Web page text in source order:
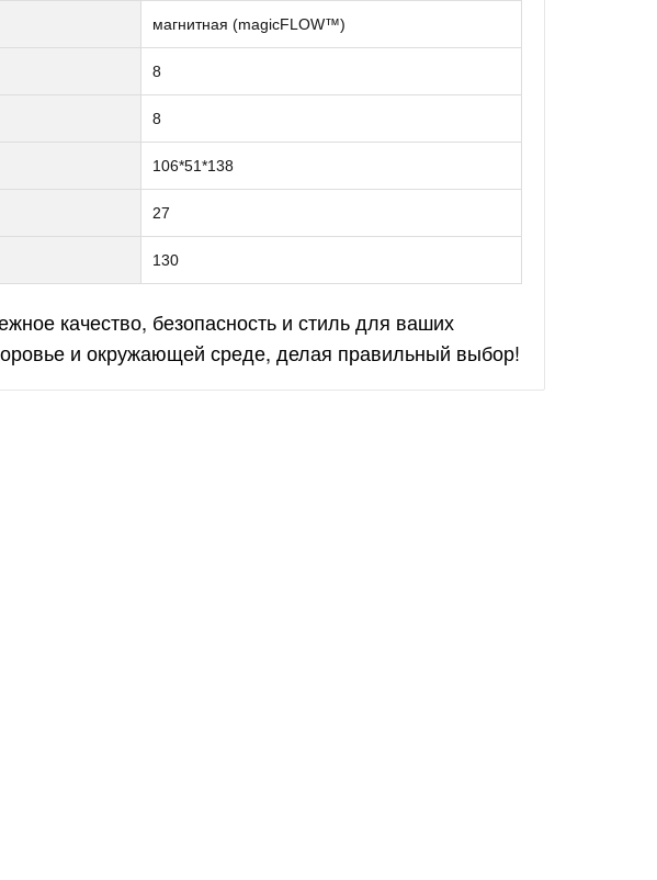
магнитная (magicFLOW™)
8
8
106*51*138
27
130
качество, безопасность и стиль для ваших
и окружающей среде, делая правильный выбор!